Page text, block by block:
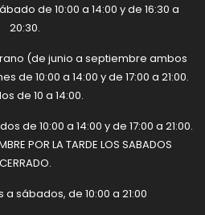
de 10:00 a 14:00 y de 16:30 a
20:30.
(de junio a septiembre ambos
de 10:00 a 14:00 y de 17:00 a 21:00.
de 10 a 14:00.
de 10:00 a 14:00 y de 17:00 a 21:00.
POR LA TARDE LOS SABADOS
CERRADO.
a sábados, de 10:00 a 21:00